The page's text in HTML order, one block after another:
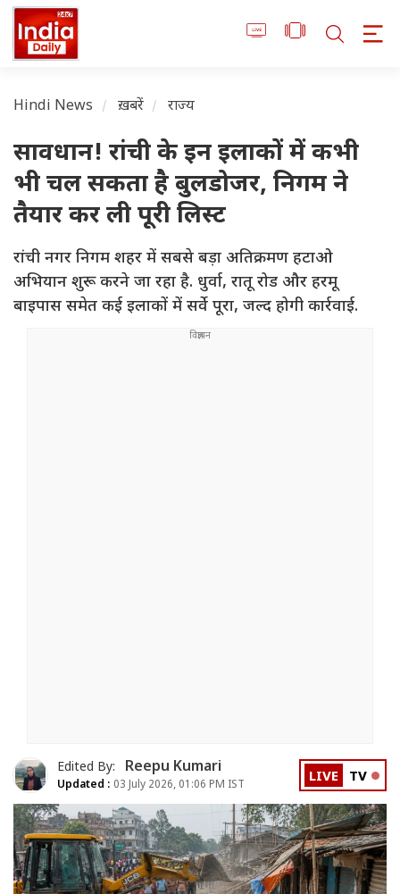
Hindi News ख़बरें राज्य
सावधान! रांची के इन इलाकों में कभी
भी चल सकता है बुलडोजर, निगम ने
तैयार कर ली पूरी लिस्ट
रांची नगर निगम शहर में सबसे बड़ा अतिक्रमण हटाओ
अभियान शुरू करने जा रहा है. धुर्वा, रातू रोड और हरमू
बाइपास समेत कई इलाकों में सर्वे पूरा, जल्द होगी कार्रवाई.
Edited By: Reepu Kumari
Updated : 03 July 2026, 01:06 PM IST LIVE TV